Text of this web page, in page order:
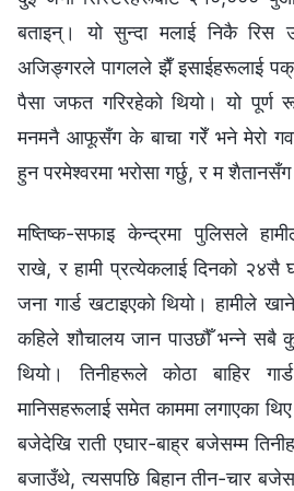
बताइन्। यो सुन्दा मलाई निकै रिस
अजिङ्गरले पागलले झैँ इसाईहरूलाई
पैसा जफत गरिरहेको थियो। यो पूर्ण
मनमनै आफूसँग के बाचा गरेँ भने मेरो
हुन परमेश्‍वरमा भरोसा गर्छु, र म
मष्तिष्क-सफाइ केन्द्रमा पुलिसले
राखे, र हामी प्रत्येकलाई दिनको २४सै
जना गार्ड खटाइएको थियो। हामीले
कहिले शौचालय जान पाउछौँ भन्‍ने सबै
थियो। तिनीहरूले कोठा बाहिर
मानिसहरूलाई समेत काममा लगाएका
बजेदेखि राती एघार-बाह्र बजेसम्‍म
बजाउँथे, त्यसपछि बिहान तीन-चार